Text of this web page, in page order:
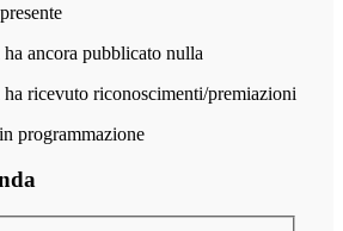
ha ancora pubblicato nulla
ha ricevuto riconoscimenti/premiazioni
programmazione